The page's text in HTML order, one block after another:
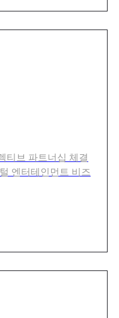
티브 파트너십 체결
엔터테인먼트 비즈